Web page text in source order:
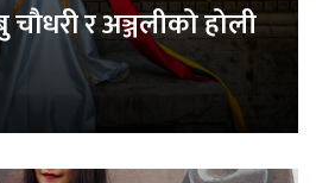
चौधरी र अञ्जलीको होली